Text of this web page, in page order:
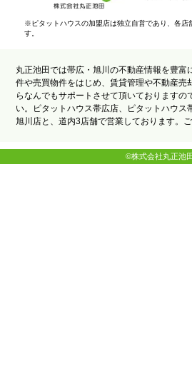
※ピタットハウスの加盟店は独立自営であり、各店
す。
丸正池田では帯広・旭川の不動産情報を豊富
件や売買物件をはじめ、賃貸管理や不動産売
らなんでもサポートさせて頂いておりますの
い。ピタットハウス帯広店、ピタットハウス
旭川店と、道内3店舗で営業しております。
©株式会社丸正池